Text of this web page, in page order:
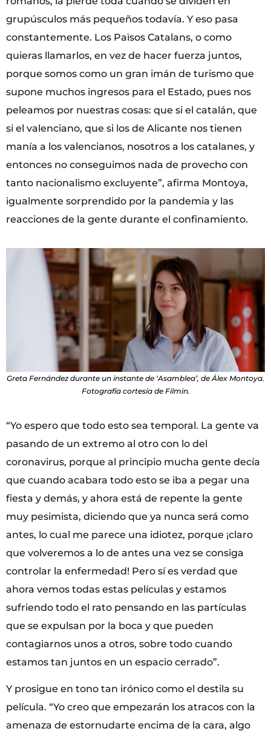
grupúsculos más pequeños todavía. Y eso pasa
constantemente. Los Països Catalans, o como
quieras llamarlos, en vez de hacer fuerza juntos,
porque somos como un gran imán de turismo que
supone muchos ingresos para el Estado, pues nos
peleamos por nuestras cosas: que si el catalán, que
si el valenciano, que si los de Alicante nos tienen
manía a los valencianos, nosotros a los catalanes, y
entonces no conseguimos nada de provecho con
tanto nacionalismo excluyente”, afirma Montoya,
igualmente sorprendido por la pandemia y las
reacciones de la gente durante el confinamiento.
Greta Fernández durante un instante de ‘Asamblea’, de Álex Montoya.
Fotografía cortesía de Filmin.
“Yo espero que todo esto sea temporal. La gente va
pasando de un extremo al otro con lo del
coronavirus, porque al principio mucha gente decía
que cuando acabara todo esto se iba a pegar una
fiesta y demás, y ahora está de repente la gente
muy pesimista, diciendo que ya nunca será como
antes, lo cual me parece una idiotez, porque ¡claro
que volveremos a lo de antes una vez se consiga
controlar la enfermedad! Pero sí es verdad que
ahora vemos todas estas películas y estamos
sufriendo todo el rato pensando en las partículas
que se expulsan por la boca y que pueden
contagiarnos unos a otros, sobre todo cuando
estamos tan juntos en un espacio cerrado”.
Y prosigue en tono tan irónico como el destila su
película. “Yo creo que empezarán los atracos con la
amenaza de estornudarte encima de la cara, algo